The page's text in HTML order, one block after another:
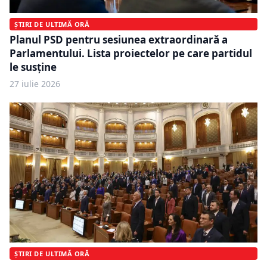
ȘTIRI DE ULTIMĂ ORĂ
Planul PSD pentru sesiunea extraordinară a
Parlamentului. Lista proiectelor pe care partidul
le susține
27 iulie 2026
ȘTIRI DE ULTIMĂ ORĂ